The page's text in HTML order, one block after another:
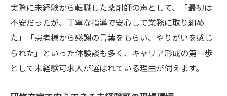
実際に未経験から転職した薬剤師の声として、「最初は
不安だったが、丁寧な指導で安心して業務に取り組め
た」「患者様から感謝の言葉をもらい、やりがいを感じ
られた」といった体験談も多く、キャリア形成の第一歩
として未経験可求人が選ばれている理由が伺えます。